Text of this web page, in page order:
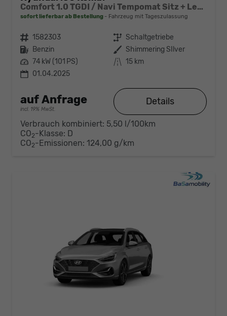
Comfort 1.0 TGDI / Navi Tempomat Sitz + Lenkradheizung LED Alu 16''
sofort lieferbar ab Bestellung Fahrzeug mit Tageszulassung
Fahrzeugnr. 1582303 Getriebe Schaltgetriebe
Kraftstoff Benzin Außenfarbe Shimmering SIlver
Leistung 74 kW (101 PS) Kilometerstand 15 km
01.04.2025
auf Anfrage
incl. 19% MwSt.
Details
Verbrauch kombiniert: 5,50 l/100km
CO2-Klasse: D
CO2-Emissionen: 124,00 g/km